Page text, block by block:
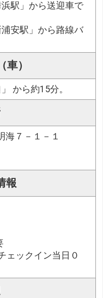
駅」から送迎車で
安駅」から路線バ
車）
から約15分。
海７－１－１
報
ェックイン当日０